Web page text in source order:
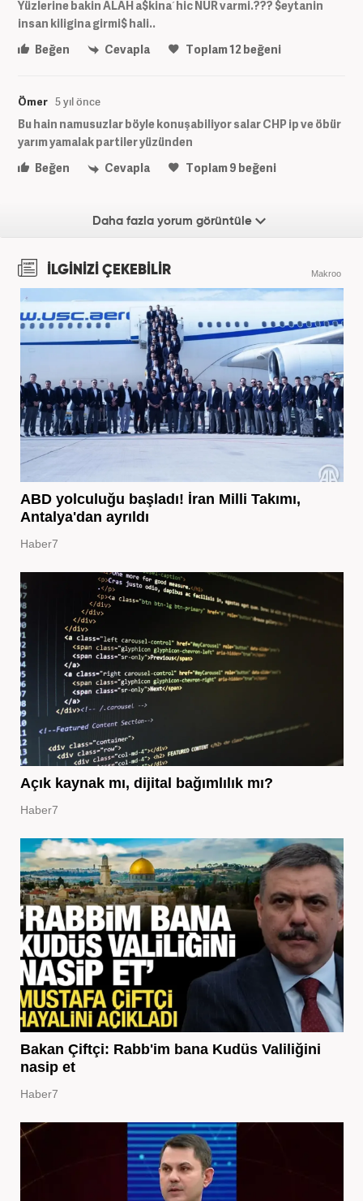
Yüzlerine bakin ALAH a$kina´hic NUR varmi.??? $eytanin
insan kiligina girmi$ hali..
Beğen
Cevapla Toplam12beğeni
Ömer 5 yıl önce
Bu hain namusuzlar böyle konuşabiliyor salar CHP ip ve öbür
yarım yamalak partiler yüzünden
Beğen
Cevapla Toplam9 beğeni
Daha fazla yorum görüntüle
İLGİNİZİ ÇEKEBİLİR Makroo
ABD yolculuğu başladı! İran Milli Takımı,
Antalya'dan ayrıldı
Haber7
Açık kaynak mı, dijital bağımlılık mı?
Haber7
Bakan Çiftçi: Rabb'im bana Kudüs Valiliğini
nasip et
Haber7